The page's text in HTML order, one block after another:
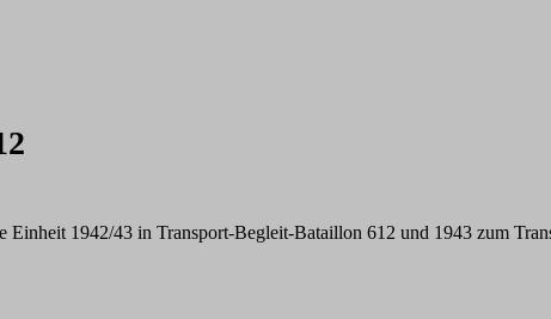
1942/43 in Transport-Begleit-Bataillon 612 und 1943 zum